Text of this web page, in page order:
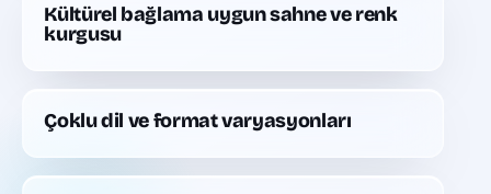
Kültürel bağlama uygun sahne ve renk
kurgusu
Çoklu dil ve format varyasyonları